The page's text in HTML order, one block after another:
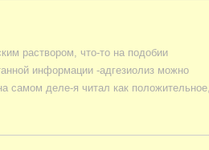
раствором, что-то на подобии
информации -адгезиолиз можно
самом деле-я читал как положительное,